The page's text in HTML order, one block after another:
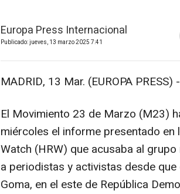
Europa Press Internacional
Publicado: jueves, 13 marzo 2025 7:41
MADRID, 13 Mar. (EUROPA PRESS) -
El Movimiento 23 de Marzo (M23)
miércoles el informe presentado en
Watch (HRW) que acusaba al
a periodistas y activistas desde
Goma, en el este de República